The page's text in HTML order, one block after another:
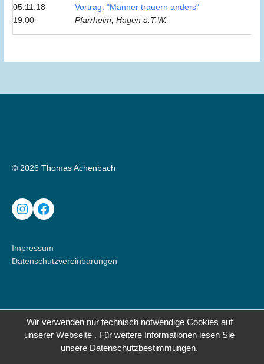
05.11.18
19:00
Vortrag: "Männer trauern anders"
Pfarrheim, Hagen a.T.W.
© 2026 Thomas Achenbach
Instagram
Facebook
Impressum
Datenschutzvereinbarungen
Wir verwenden nur technisch notwendige Cookies auf
unserer Webseite . Für weitere Informationen lesen Sie
unsere Datenschutzbestimmungen.